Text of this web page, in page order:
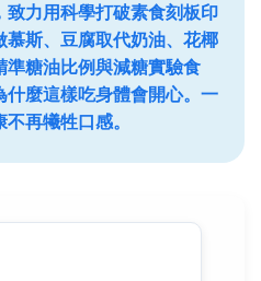
力用科學打破素食刻板印
斯、豆腐取代奶油、花椰
糖油比例與減糖實驗食
麼這樣吃身體會開心。一
再犧牲口感。